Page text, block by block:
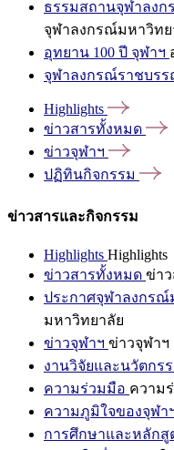
ธรรมสถานจุฬาลง
จุฬาลงกรณ์มหาวิทย
อุทยาน 100 ปี จุฬาฯ
จุฬาลงกรณ์ราชบร
Highlights
ข่าวสารทั้งหมด
ข่าวจุฬาฯ
ปฏิทินกิจกรรม
ข่าวสารและกิจกรรม
Highlights Highlights
ข่าวสารทั้งหมด ข่า
ประกาศจุฬาลงกรณ์
มหาวิทยาลัย
ข่าวจุฬาฯ ข่าวจุฬาฯ
งานวิจัยและนวัตกร
ความร่วมมือ ความ
ความภูมิใจของจุฬา
การศึกษาและหลักสู